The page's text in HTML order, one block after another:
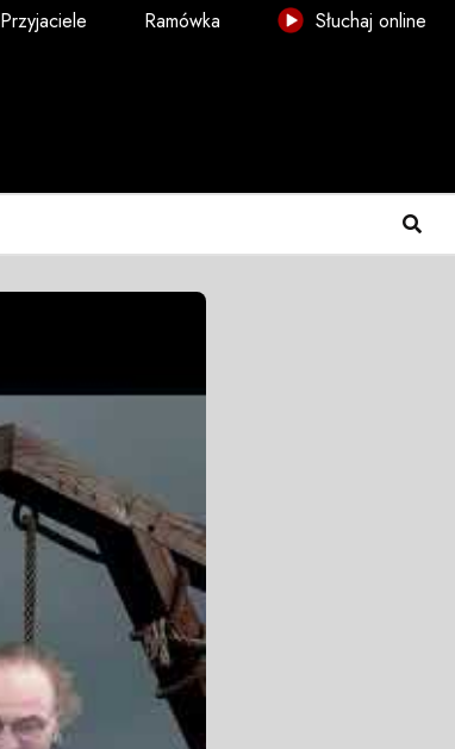
Przyjaciele Ramówka Słuchaj online